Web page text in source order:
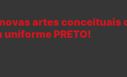
artes conceituais
uniforme PRETO!